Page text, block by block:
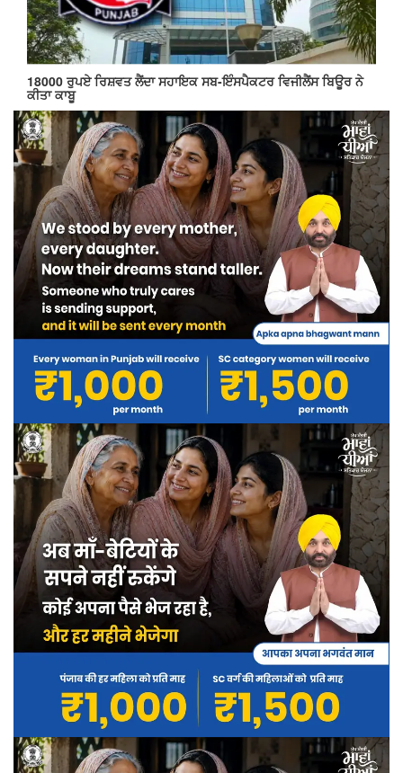
18000 ਰੁਪਏ ਰਿਸ਼ਵਤ ਲੈਂਦਾ ਸਹਾਇਕ ਸਬ-ਇੰਸਪੈਕਟਰ ਵਿਜੀਲੈਂਸ ਬਿਊਰ ਨੇ
ਕੀਤਾ ਕਾਬੂ